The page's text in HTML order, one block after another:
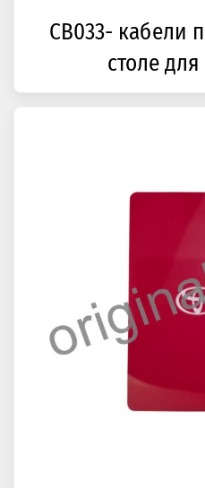
CB033- кабели
столе